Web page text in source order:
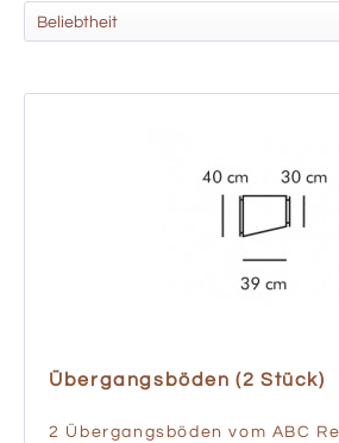
Übergangsböden (2 Stück)
2 Übergangsböden vom ABC